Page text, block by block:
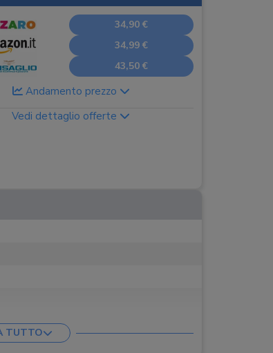
34,90 €
34,99 €
43,50 €
Andamento prezzo
Vedi dettaglio offerte
da surf, sneakers bianche
TUTTO